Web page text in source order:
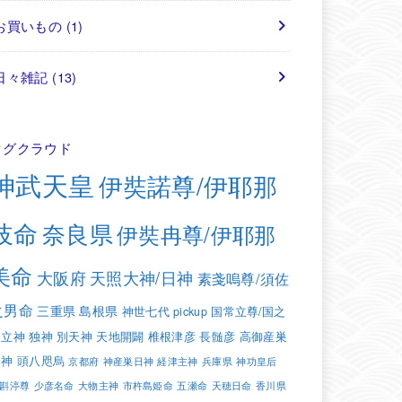
買いもの (1)
々雑記 (13)
クラウド
武天皇 伊奘諾尊/伊耶那
命奈良県伊奘冉尊/伊耶那
命 大阪府天照大神/日神 素戔嗚尊/須佐
命 三重県 島根県 神世七代 pickup 国常立尊/国之
神 独神 別天神 天地開闢 椎根津彦 長髄彦 高御産巣
頭八咫烏 京都府 神産巣日神 経津主神 兵庫県 神功皇后
渟尊 少彦名命 大物主神 市杵島姫命 五瀬命 天穂日命 香川県